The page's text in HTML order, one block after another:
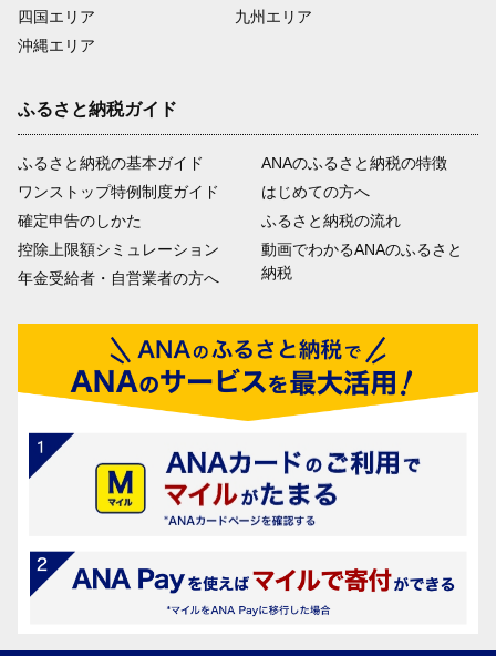
四国エリア
沖縄エリア
九州エリア
ふるさと納税ガイド
ふるさと納税の基本ガイド
ワンストップ特例制度ガイド
確定申告のしかた
控除上限額シミュレーション
年金受給者・自営業者の方へ
ANAのふるさと納税の特徴
はじめての方へ
ふるさと納税の流れ
動画でわかるANAのふるさと
納税